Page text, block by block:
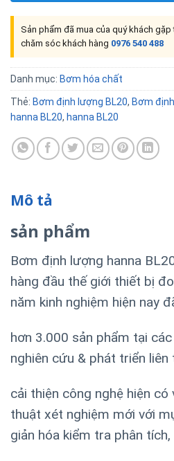
Sản phẩm đã mua của quý khách
chăm sóc khách hàng 0976 540 488
Danh mục: Bơm hóa chất
Thẻ: Bơm định lượng BL20, Bơm
hanna BL20, hanna BL20
Mô tả
sản phẩm
Bơm định lượng hanna
hàng đầu thế giới thiết bị
năm kinh nghiệm hiện nay
hơn 3.000 sản phẩm tại
nghiên cứu & phát triển liên
cải thiện công nghệ hiện có
thuật xét nghiệm mới với
giản hóa kiểm tra phân tích,